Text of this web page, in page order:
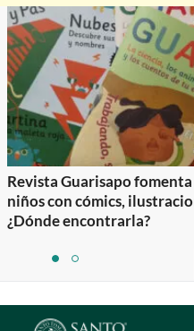
Revista Guarisapo
niños con cómics,
¿Dónde encontrarla?
itemitem
2